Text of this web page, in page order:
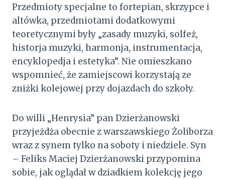
Przedmioty specjalne to fortepian, skrzypce i
altówka, przedmiotami dodatkowymi
teoretycznymi były „zasady muzyki, solfeż,
historja muzyki, harmonja, instrumentacja,
encyklopedja i estetyka”. Nie omieszkano
wspomnieć, że zamiejscowi korzystają ze
zniżki kolejowej przy dojazdach do szkoły.
Do willi „Henrysia” pan Dzierżanowski
przyjeżdża obecnie z warszawskiego Żoliborza
wraz z synem tylko na soboty i niedziele. Syn
– Feliks Maciej Dzierżanowski przypomina
sobie, jak oglądał w dziadkiem kolekcję jego